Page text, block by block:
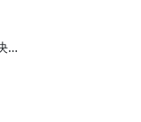
李楯：利益与“始料不及”——关注影响决策的两种因素